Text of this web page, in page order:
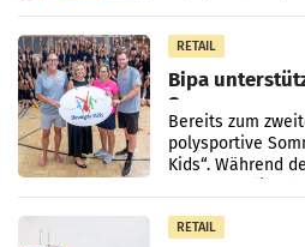
RETAIL
Bipa
Bereits zum
polysportive
Kids“. Während
RETAIL